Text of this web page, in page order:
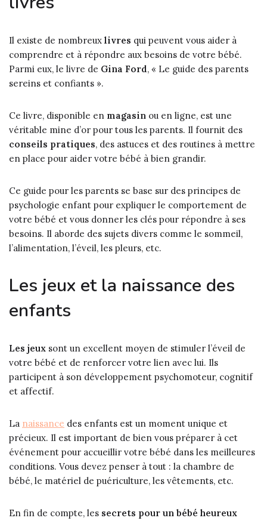
Il existe de nombreux livres qui peuvent vous aider à
comprendre et à répondre aux besoins de votre bébé.
Parmi eux, le livre de Gina Ford, « Le guide des parents
sereins et confiants ».
Ce livre, disponible en magasin ou en ligne, est une
véritable mine d’or pour tous les parents. Il fournit des
conseils pratiques, des astuces et des routines à mettre
en place pour aider votre bébé à bien grandir.
Ce guide pour les parents se base sur des principes de
psychologie enfant pour expliquer le comportement de
votre bébé et vous donner les clés pour répondre à ses
besoins. Il aborde des sujets divers comme le sommeil,
l’alimentation, l’éveil, les pleurs, etc.
Les jeux et la naissance des
enfants
Les jeux sont un excellent moyen de stimuler l’éveil de
votre bébé et de renforcer votre lien avec lui. Ils
participent à son développement psychomoteur, cognitif
et affectif.
La naissance des enfants est un moment unique et
précieux. Il est important de bien vous préparer à cet
événement pour accueillir votre bébé dans les meilleures
conditions. Vous devez penser à tout : la chambre de
bébé, le matériel de puériculture, les vêtements, etc.
En fin de compte, les secrets pour un bébé heureux